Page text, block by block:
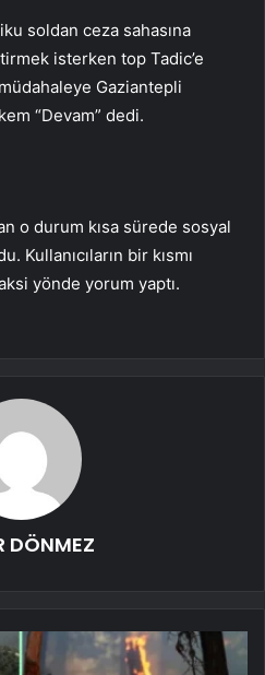
soldan ceza sahasına
isterken top Tadic’e
Gaziantepli
“Devam” dedi.
o durum kısa sürede sosyal
Kullanıcıların bir kısmı
yönde yorum yaptı.
DÖNMEZ